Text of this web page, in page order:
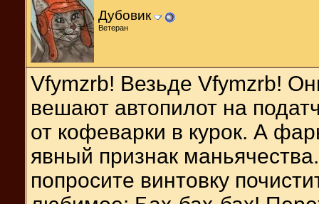
Дубовик
Ветеран
Vfymzrb! Везьде Vfymzrb!
вешают автопилот на
от кофеварки в курок. А
явный признак
попросите винтовку